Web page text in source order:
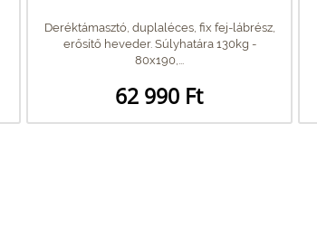
Deréktámasztó, duplaléces, fix fej-lábrész,
erősítő heveder. Súlyhatára 130kg -
80x190,...
62 990 Ft